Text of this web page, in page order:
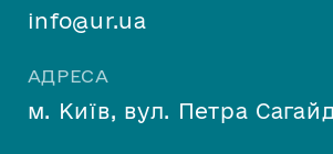
info@ur.ua
АДРЕСА
м. Київ, вул. Петра